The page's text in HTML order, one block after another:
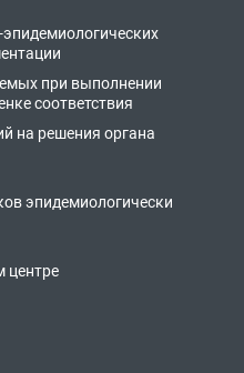
при выполнении
соответствия
на решения органа
эпидемиологически
центре